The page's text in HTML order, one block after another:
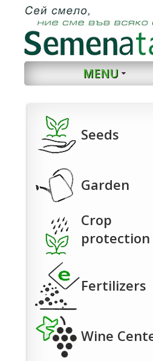
MENU
Seeds
Garden
Crop
protection
Fertilizers
Wine